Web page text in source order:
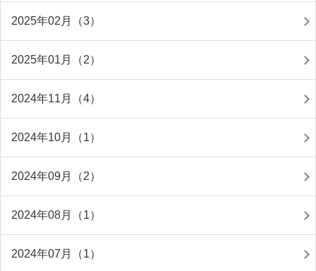
2025年02月（3）
2025年01月（2）
2024年11月（4）
2024年10月（1）
2024年09月（2）
2024年08月（1）
2024年07月（1）